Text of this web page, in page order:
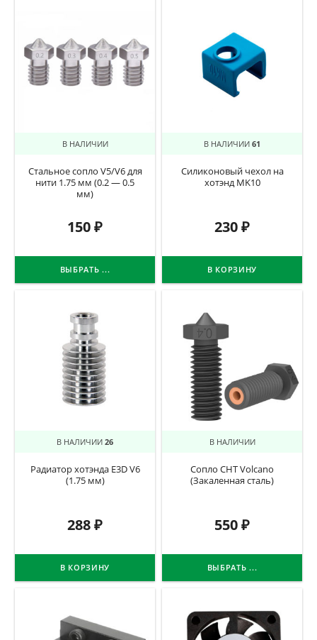
В НАЛИЧИИ
Стальное сопло V5/V6 для
нити 1.75 мм (0.2 — 0.5
мм)
150₽
ВЫБРАТЬ ...
В НАЛИЧИИ 61
Силиконовый чехол на
хотэнд MK10
230₽
В КОРЗИНУ
В НАЛИЧИИ 26
Радиатор хотэнда E3D V6
(1.75 мм)
288₽
В КОРЗИНУ
В НАЛИЧИИ
Сопло CHT Volcano
(Закаленная сталь)
550₽
ВЫБРАТЬ ...